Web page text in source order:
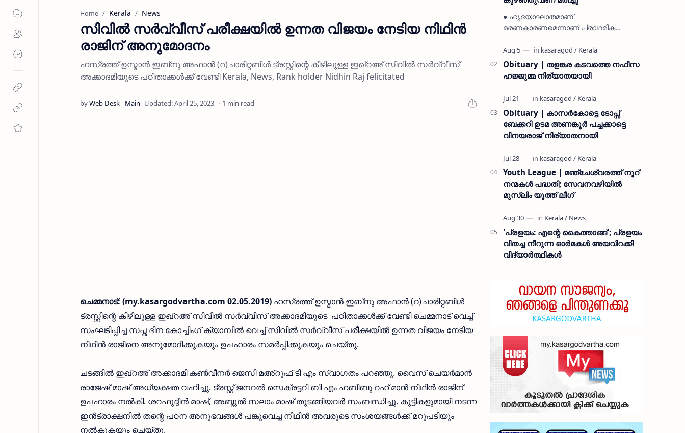
Home Kerala News
സിവില്‍ സര്‍വ്വീസ് പരീക്ഷയില്‍ ഉന്നത വിജയം നേടിയ നിഥിന്‍
രാജിന് അനുമോദനം
ഹസ്രത്ത് ഉസ്മാന്‍ ഇബ്‌നു അഫാന്‍ (റ)ചാരിറ്റബിള്‍ ട്രസ്റ്റിന്റെ കീഴിലുള്ള ഇഖ്റഅ് സിവില്‍ സര്‍വ്വീസ്
അക്കാദമിയുടെ പഠിതാക്കള്‍ക്ക് വേണ്ടി Kerala, News, Rank holder Nidhin Raj felicitated
1 min read
ചെമ്മനാട്: (my.kasargodvartha.com 02.05.2019) ഹസ്രത്ത് ഉസ്മാന്‍ ഇബ്‌നു അഫാന്‍ (റ)ചാരിറ്റബിള്‍
ട്രസ്റ്റിന്റെ കീഴിലുള്ള ഇഖ്റഅ് സിവില്‍ സര്‍വ്വീസ് അക്കാദമിയുടെ പഠിതാക്കള്‍ക്ക് വേണ്ടി ചെമ്മനാട് വെച്ച്
സംഘടിപ്പിച്ച സപ്ത ദിന കോച്ചിംഗ് ക്യാമ്പില്‍ വെച്ച് സിവില്‍ സര്‍വ്വീസ് പരീക്ഷയില്‍ ഉന്നത വിജയം നേടിയ
നിഥിന്‍ രാജിനെ അനുമോദിക്കുകയും ഉപഹാരം സമര്‍പ്പിക്കുകയും ചെയ്തു.
ചടങ്ങില്‍ ഇഖ്റഅ് അക്കാദമി കണ്‍വീനര്‍ ജെസി മഅ്റൂഫ് ടി എം സ്വാഗതം പറഞ്ഞു. വൈസ് ചെയര്‍മാന്‍
രാജേഷ് മാഷ് അധ്യക്ഷത വഹിച്ചു. ട്രസ്റ്റ് ജനറല്‍ സെക്രട്ടറി ബി എം ഹബീബു റഹ് മാന്‍ നിഥിന്‍ രാജിന്
ഉപഹാരം നല്‍കി. ശറഫുദ്ദീന്‍ മാഷ്, അബ്ദുല്‍ സലാം മാഷ് തുടങ്ങിയവര്‍ സംബന്ധിച്ചു. കുട്ടികളുമായി നടന്ന
ഇന്‍ട്രാക്ഷനില്‍ തന്റെ പഠന അനുഭവങ്ങള്‍ പങ്കുവെച്ച നിഥിന്‍ അവരുടെ സംശയങ്ങള്‍ക്ക് മറുപടിയും
നല്‍കുകയും ചെയ്തു.
● ഹൃദയാഘാതമാണ്
മരണകാരണമെന്നാണ് പ്രാഥമിക
കമ്യൂണിസ്റ്റ് പ്രവർത്തകരായ
രാമൻ്റെയും ചിരുതേയിയുടെയും
മകളാണ് ● വിവരമറിഞ്ഞ് ജനപ്ര…
Obituary | തളങ്കര കടവത്തെ നഫീസ
ഹജ്ജുമ്മ നിര്യാതയായി
Obituary | കാസർകോട്ടെ ടോപ്സ്
ബേക്കറി ഉടമ അണങ്കൂർ പച്ചക്കാട്ടെ
വിനയരാജ് നിര്യാതനായി
Youth League | മഞ്ചേശ്വരത്ത് നൂറ്
നന്മകൾ പദ്ധതി; സേവനവഴിയിൽ
മുസ്ലിം യൂത്ത് ലീഗ്
'പ്രളയം: എന്റെ കൈത്താങ്ങ്'; പ്രളയം
വിതച്ച നീറുന്ന ഓര്‍മകള്‍ അയവിറക്കി
വിദ്യാര്‍ത്ഥികള്‍